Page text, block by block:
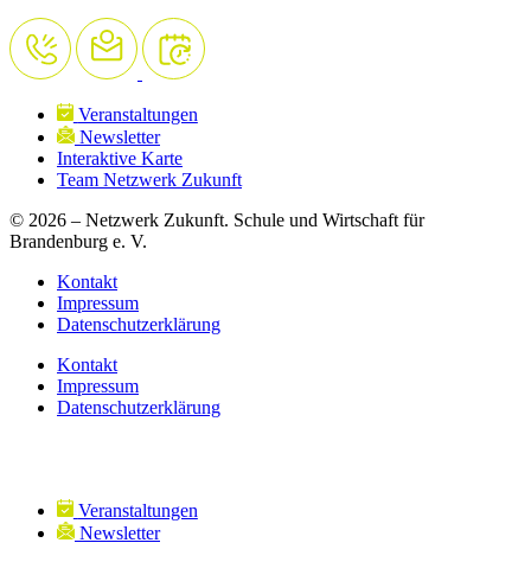
Veranstaltungen
Newsletter
Interaktive Karte
Team Netzwerk Zukunft
© 2026 – Netzwerk Zukunft. Schule und Wirtschaft für
Brandenburg e. V.
Kontakt
Impressum
Datenschutzerklärung
Kontakt
Impressum
Datenschutzerklärung
Veranstaltungen
Newsletter